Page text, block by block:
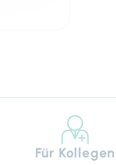
Für Kollegen